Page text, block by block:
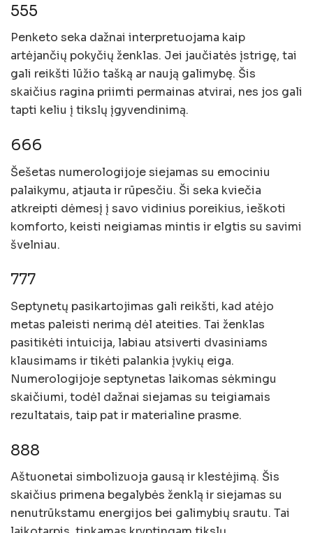
555
Penketo seka dažnai interpretuojama kaip
artėjančių pokyčių ženklas. Jei jaučiatės įstrigę, tai
gali reikšti lūžio tašką ar naują galimybę. Šis
skaičius ragina priimti permainas atvirai, nes jos gali
tapti keliu į tikslų įgyvendinimą.
666
Šešetas numerologijoje siejamas su emociniu
palaikymu, atjauta ir rūpesčiu. Ši seka kviečia
atkreipti dėmesį į savo vidinius poreikius, ieškoti
komforto, keisti neigiamas mintis ir elgtis su savimi
švelniau.
777
Septynetų pasikartojimas gali reikšti, kad atėjo
metas paleisti nerimą dėl ateities. Tai ženklas
pasitikėti intuicija, labiau atsiverti dvasiniams
klausimams ir tikėti palankia įvykių eiga.
Numerologijoje septynetas laikomas sėkmingu
skaičiumi, todėl dažnai siejamas su teigiamais
rezultatais, taip pat ir materialine prasme.
888
Aštuonetai simbolizuoja gausą ir klestėjimą. Šis
skaičius primena begalybės ženklą ir siejamas su
nenutrūkstamu energijos bei galimybių srautu. Tai